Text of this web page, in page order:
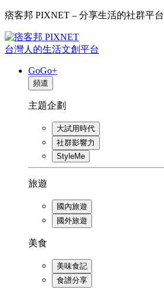
痞客邦 PIXNET – 分享生活的社群平台
台灣人的生活文創平台
GoGo+
頻道
主題企劃
大試用時代
社群影響力
StyleMe
旅遊
國內旅遊
國外旅遊
美食
美味食記
食譜分享